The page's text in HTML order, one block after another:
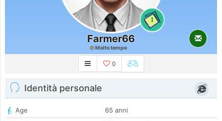
1
Farmer66
Molto tempo
0
Identità personale
Age
65 anni